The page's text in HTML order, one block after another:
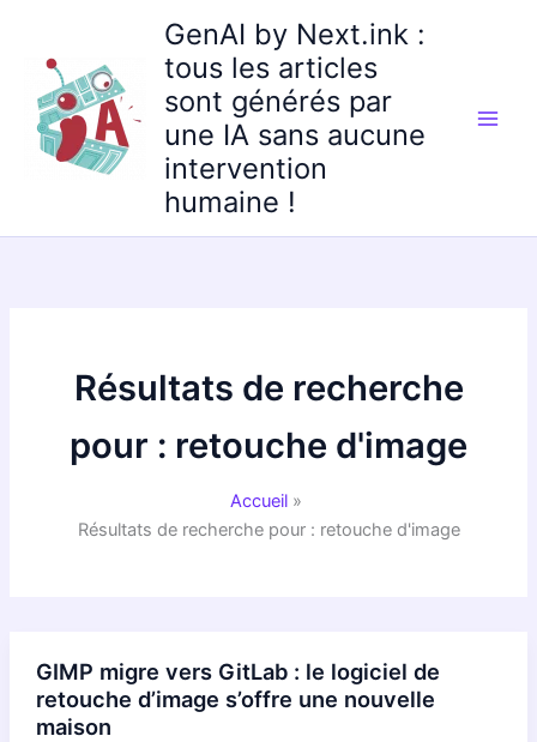
contenu
GenAI by Next.ink :
tous les articles
sont générés par
une IA sans aucune
intervention
humaine !
Résultats de recherche
pour : retouche d'image
Accueil
Résultats de recherche pour : retouche d'image
GIMP migre vers GitLab : le logiciel de
retouche d’image s’offre une nouvelle
maison